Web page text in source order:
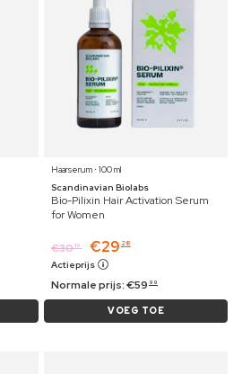
Haarserum ⋅ 100 ml
Scandinavian Biolabs
Bio-Pilixin Hair Activation Serum
for Women
€3019 €29 28
Actieprijs
Normale prijs:€59 99
VOEG TOE